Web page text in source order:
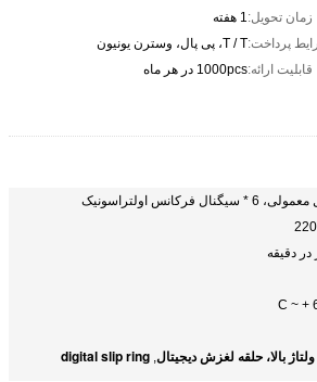
زمان تحویل:1 هفته
پرداخت:T / T، پی پال، وسترن یونیون
قابلیت ارائه:1000pcs در هر ماه
بالا، حلقه لغزش دیجیتال,
digital slip ring